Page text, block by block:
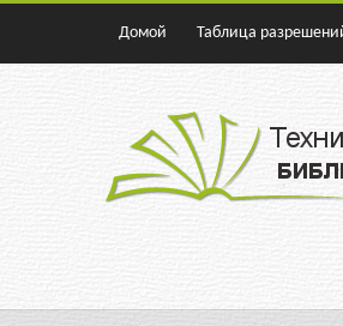
Домой Таблица